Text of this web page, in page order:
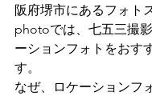
阪府堺市にあるフォト
photoでは、七五三撮
ーションフォトをおす
す。
なぜ、ロケーションフ